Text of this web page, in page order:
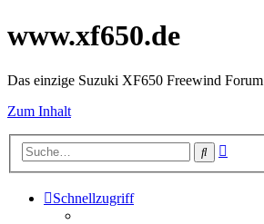
www.xf650.de
Das einzige Suzuki XF650 Freewind Forum
Zum Inhalt
Suche
Schnellzugriff